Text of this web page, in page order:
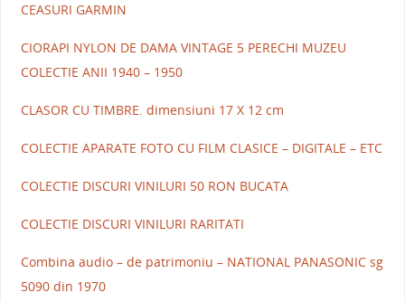
CEASURI GARMIN
CIORAPI NYLON DE DAMA VINTAGE 5 PERECHI MUZEU
COLECTIE ANII 1940 – 1950
CLASOR CU TIMBRE. dimensiuni 17 X 12 cm
COLECTIE APARATE FOTO CU FILM CLASICE – DIGITALE – ETC
COLECTIE DISCURI VINILURI 50 RON BUCATA
COLECTIE DISCURI VINILURI RARITATI
Combina audio – de patrimoniu – NATIONAL PANASONIC sg
5090 din 1970